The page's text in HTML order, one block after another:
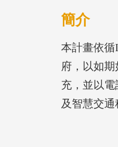
簡介
本計畫依
府，以如
充，並以
及智慧交通
ITS年會進